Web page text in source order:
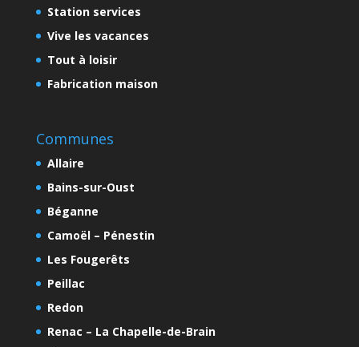
Station services
Vive les vacances
Tout à loisir
Fabrication maison
Communes
Allaire
Bains-sur-Oust
Béganne
Camoël – Pénestin
Les Fougerêts
Peillac
Redon
Renac – La Chapelle-de-Brain